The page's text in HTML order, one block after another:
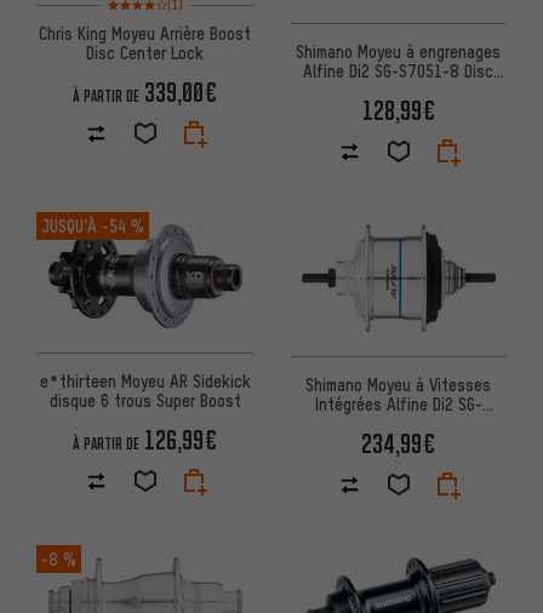
(1)
Chris King Moyeu Arrière Boost
Disc Center Lock
À PARTIR DE 339,00€
Shimano Moyeu à engrenages
Alfine Di2 SG-S7051-8 Disc
128,99€
JUSQU’À -54 %
e*thirteen Moyeu AR Sidekick
disque 6 trous Super Boost
À PARTIR DE 126,99€
Shimano Moyeu à Vitesses
Intégrées Alfine Di2 SG-
234,99€
-8 %